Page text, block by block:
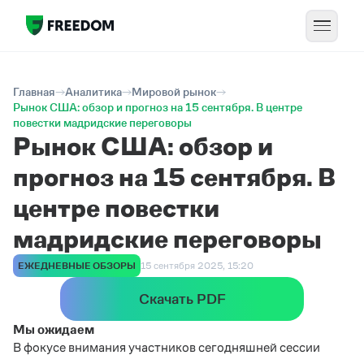
Главная Аналитика
Мировой рынок
Рынок США: обзор и прогноз на 15 сентября. В центре
повестки мадридские переговоры
Рынок США: обзор и
прогноз на 15 сентября. В
центре повестки
мадридские переговоры
ЕЖЕДНЕВНЫЕ ОБЗОРЫ 15 сентября 2025, 15:20
Скачать PDF
Мы ожидаем
В фокусе внимания участников сегодняшней сессии